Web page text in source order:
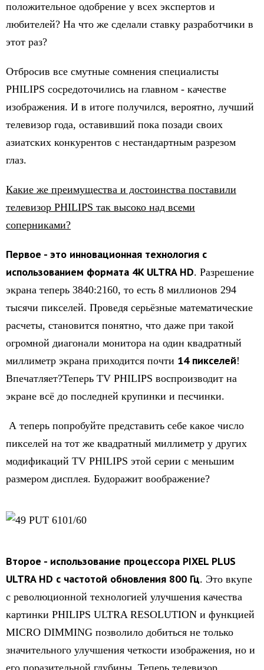
положительное одобрение у всех экспертов и
любителей? На что же сделали ставку разработчики в
этот раз?
Отбросив все смутные сомнения специалисты
PHILIPS сосредоточились на главном - качестве
изображения. И в итоге получился, вероятно, лучший
телевизор года, оставивший пока позади своих
азиатских конкурентов с нестандартным разрезом
глаз.
Какие же преимущества и достоинства поставили
телевизор PHILIPS так высоко над всеми
соперниками?
Первое - это инновационная технология с
использованием формата 4K ULTRA HD. Разрешение
экрана теперь 3840:2160, то есть 8 миллионов 294
тысячи пикселей. Проведя серьёзные математические
расчеты, становится понятно, что даже при такой
огромной диагонали монитора на один квадратный
миллиметр экрана приходится почти 14 пикселей!
Впечатляет?Теперь TV PHILIPS воспроизводит на
экране всё до последней крупинки и песчинки.
А теперь попробуйте представить себе какое число
пикселей на тот же квадратный миллиметр у других
модификаций TV PHILIPS этой серии с меньшим
размером дисплея. Будоражит воображение?
Второе - использование процессора PIXEL PLUS
ULTRA HD с частотой обновления 800 Гц. Это вкупе
с революционной технологией улучшения качества
картинки PHILIPS ULTRA RESOLUTION и функцией
MICRO DIMMING позволило добиться не только
значительного улучшения четкости изображения, но и
его поразительной глубины. Теперь телевизор